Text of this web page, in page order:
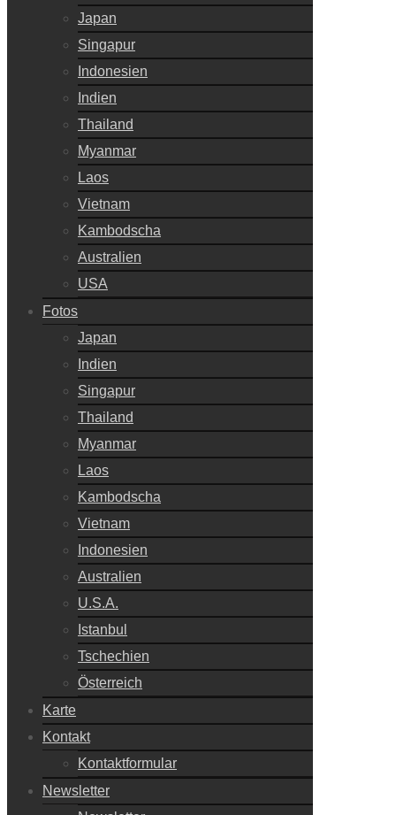
Japan
Singapur
Indonesien
Indien
Thailand
Myanmar
Laos
Vietnam
Kambodscha
Australien
USA
Fotos
Japan
Indien
Singapur
Thailand
Myanmar
Laos
Kambodscha
Vietnam
Indonesien
Australien
U.S.A.
Istanbul
Tschechien
Österreich
Karte
Kontakt
Kontaktformular
Newsletter